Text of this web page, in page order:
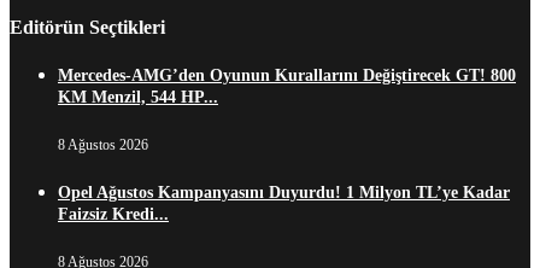
Editörün Seçtikleri
Mercedes-AMG’den Oyunun Kurallarını Değiştirecek GT! 800
KM Menzil, 544 HP...
8 Ağustos 2026
Opel Ağustos Kampanyasını Duyurdu! 1 Milyon TL’ye Kadar
Faizsiz Kredi...
8 Ağustos 2026